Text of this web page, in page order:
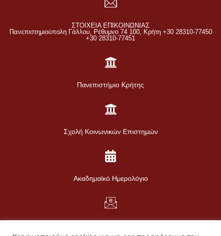
ΣΤΟΙΧΕΙΑ ΕΠΙΚΟΙΝΩΝΙΑΣ
Πανεπιστημιούπολη Γάλλου, Ρέθυμνο 74 100, Κρήτη +30 28310-77450
+30 28310-77451
Πανεπιστήμιο Κρήτης
Σχολή Κοινωνικών Επιστημών
Ακαδημαϊκό Ημερολόγιο